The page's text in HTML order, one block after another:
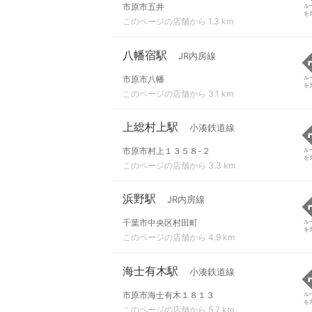
市原市五井
このページの店舗から 1.3 km
ル
を
八幡宿駅 JR内房線
市原市八幡
このページの店舗から 3.1 km
ル
を
上総村上駅 小湊鉄道線
市原市村上１３５８-２
このページの店舗から 3.3 km
ル
を
浜野駅 JR内房線
千葉市中央区村田町
このページの店舗から 4.9 km
ル
を
海士有木駅 小湊鉄道線
市原市海士有木１８１３
このページの店舗から 5.7 km
ル
を